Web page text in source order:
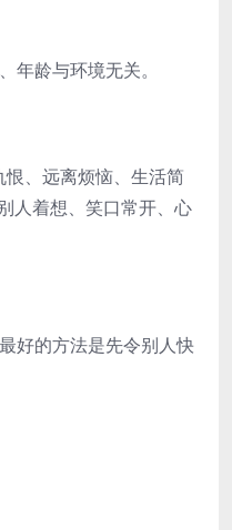
年龄与环境无关。
、远离烦恼、生活简
人着想、笑口常开、心
好的方法是先令别人快